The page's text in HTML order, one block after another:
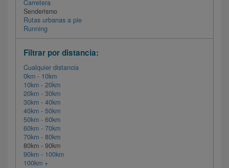
Carretera
Senderismo
Rutas urbanas a pie
Running
Filtrar por distancia:
Cualquier distancia
0km - 10km
10km - 20km
20km - 30km
30km - 40km
40km - 50km
50km - 60km
60km - 70km
70km - 80km
80km - 90km
90km - 100km
100km +